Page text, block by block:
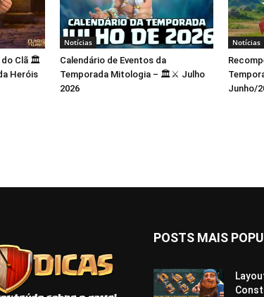
do Clã 🏛️
Heróis
Notícias
Calendário de Eventos da
Temporada Mitologia – 🏛️⚔️ Julho
2026
Notícias
Junho/
POSTS MAIS